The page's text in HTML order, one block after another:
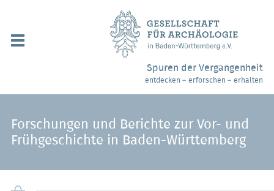
Über uns / Mitgliedschaft
Partner / Links
Archäologiemuseen
Spuren der Vergangenheit
entdecken – erforschen – erhalten
Forschungen und Berichte zur Vor- und
Frühgeschichte in Baden-Württemberg